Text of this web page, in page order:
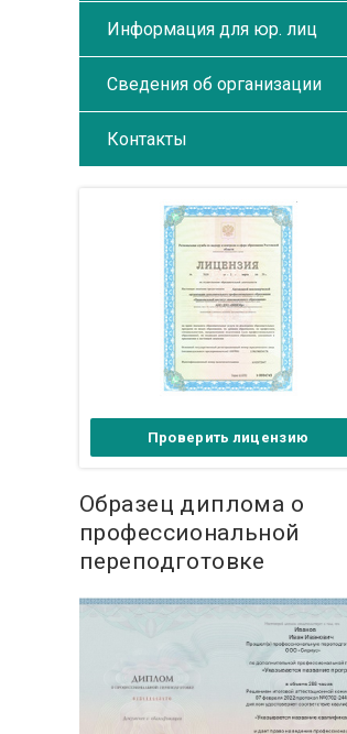
Информация для юр. лиц
Сведения об организации
Контакты
Проверить лицензию
Образец диплома о
профессиональной
переподготовке